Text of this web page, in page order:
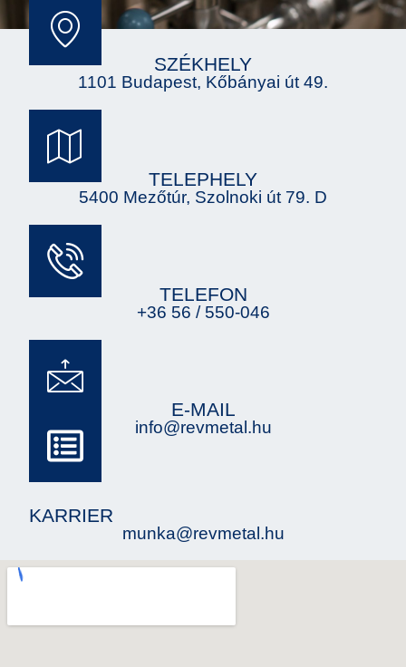
SZÉKHELY
1101 Budapest, Kőbányai út 49.
TELEPHELY
5400 Mezőtúr, Szolnoki út 79. D
TELEFON
+36 56 / 550-046
E-MAIL
info@revmetal.hu
KARRIER
munka@revmetal.hu